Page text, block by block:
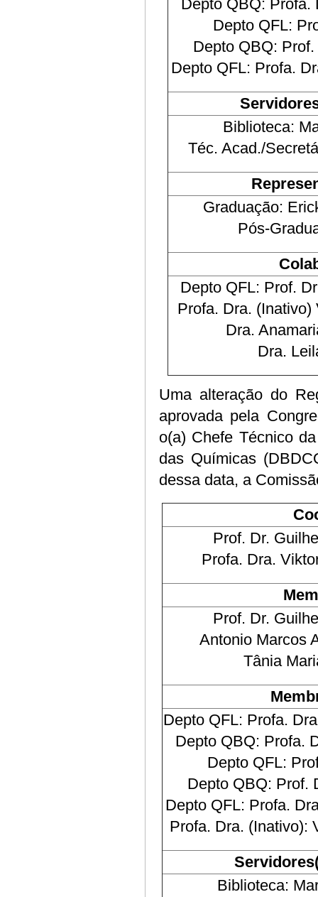
Depto QBQ: Profa.
Depto QFL:
Depto QBQ:
Depto QFL: Profa.
Biblioteca:
Téc. Acad./
Graduação:
Pós-
Depto QFL: Prof.
Profa. Dra.
Dra.
Dra.
Uma alteração do
aprovada pela
o(a) Chefe Técnico
das Químicas
dessa data, a
Prof. Dr.
Profa. Dra.
Prof. Dr.
Antonio Marcos
Tânia
Depto QFL: Profa.
Depto QBQ: Profa.
Depto QFL:
Depto QBQ: Prof.
Depto QFL: Profa.
Profa. Dra. (Inativo):
Biblioteca: